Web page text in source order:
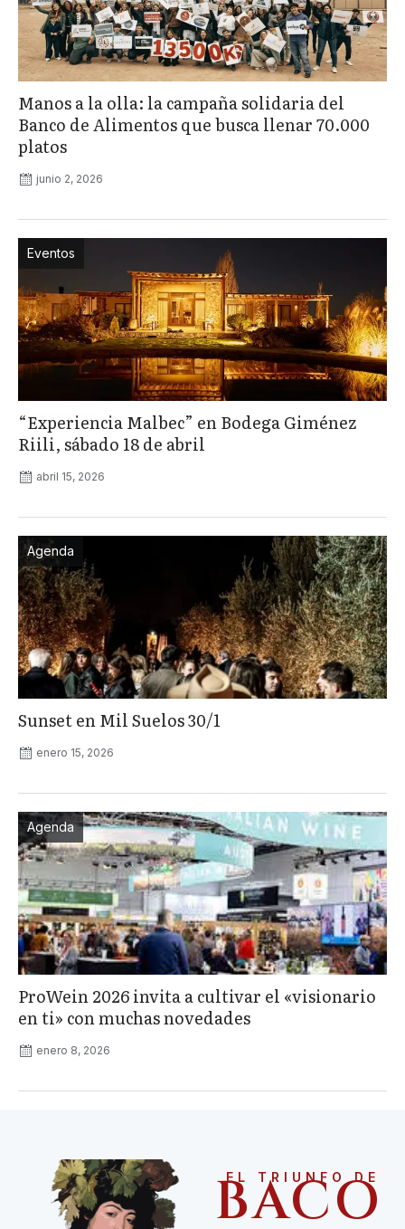
Manos a la olla: la campaña solidaria del
Banco de Alimentos que busca llenar 70.000
platos
junio 2, 2026
Eventos
“Experiencia Malbec” en Bodega Giménez
Riili, sábado 18 de abril
abril 15, 2026
Agenda
Sunset en Mil Suelos 30/1
enero 15, 2026
Agenda
ProWein 2026 invita a cultivar el «visionario
en ti» con muchas novedades
enero 8, 2026
EL TRIUNFO DE
BACO